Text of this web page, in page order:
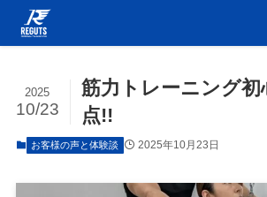
筋力トレーニング初
点!!
2025
10/23
お客様の声と体験談 2025年10月23日